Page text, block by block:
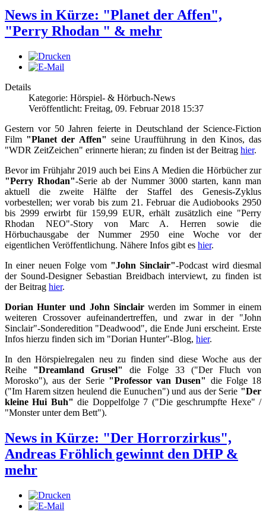
News in Kürze: "Planet der Affen",
"Perry Rhodan " & mehr
Details
Kategorie: Hörspiel- & Hörbuch-News
Veröffentlicht: Freitag, 09. Februar 2018 15:37
Gestern vor 50 Jahren feierte in Deutschland der Science-Fiction
Film "Planet der Affen" seine Uraufführung in den Kinos, das
"WDR ZeitZeichen" erinnerte hieran; zu finden ist der Beitrag hier.
Bevor im Frühjahr 2019 auch bei Eins A Medien die Hörbücher zur
"Perry Rhodan"-Serie ab der Nummer 3000 starten, kann man
aktuell die zweite Hälfte der Staffel des Genesis-Zyklus
vorbestellen; wer vorab bis zum 21. Februar die Audiobooks 2950
bis 2999 erwirbt für 159,99 EUR, erhält zusätzlich eine "Perry
Rhodan NEO"-Story von Marc A. Herren sowie die
Hörbuchausgabe der Nummer 2950 eine Woche vor der
eigentlichen Veröffentlichung. Nähere Infos gibt es hier.
In einer neuen Folge vom "John Sinclair"-Podcast wird diesmal
der Sound-Designer Sebastian Breidbach interviewt, zu finden ist
der Beitrag hier.
Dorian Hunter und John Sinclairwerden im Sommer in einem
weiteren Crossover aufeinandertreffen, und zwar in der "John
Sinclair"-Sonderedition "Deadwood", die Ende Juni erscheint. Erste
Infos hierzu finden sich im "Dorian Hunter"-Blog, hier.
In den Hörspielregalen neu zu finden sind diese Woche aus der
Reihe "Dreamland Grusel"
die Folge 33 ("Der Fluch von
Morosko"), aus der Serie "Professor van Dusen" die Folge 18
("Im Harem sitzen heulend die Eunuchen") und aus der Serie "Der
kleine Hui Buh" die Doppelfolge 7 ("Die geschrumpfte Hexe" /
"Monster unter dem Bett").
News in Kürze: "Der Horrorzirkus",
Andreas Fröhlich gewinnt den DHP &
mehr